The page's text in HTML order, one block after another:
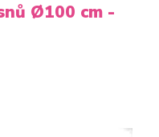
Ø100 cm -